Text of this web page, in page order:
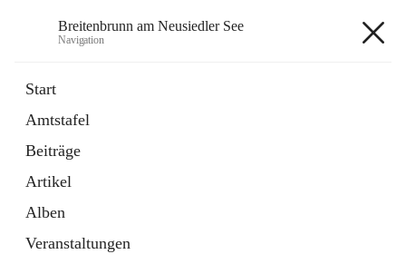
Breitenbrunn am Neusiedler See
Navigation
Start
Amtstafel
Beiträge
Artikel
Alben
Veranstaltungen
18 Schnellzugriffe
Gemeindeservice